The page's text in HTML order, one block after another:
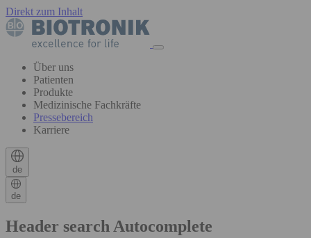
Direkt zum Inhalt
Über uns
Patienten
Produkte
Medizinische Fachkräfte
Pressebereich
Karriere
de
de
Header search Autocomplete